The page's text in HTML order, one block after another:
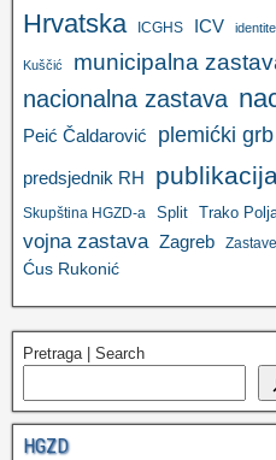
Hrvatska ICGHS ICV
Kuščić municipalna
nacionalna zastava
Peić Čaldarović plemićki grb
predsjednik RH
Skupština HGZD-a Split Trako
vojna zastava Zagreb
Ćus Rukonić
Pretraga | Search
HGZD